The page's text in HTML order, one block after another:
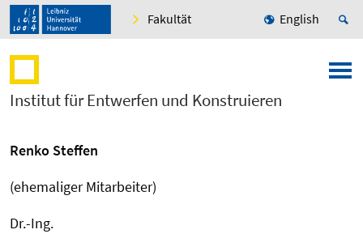
Fakultät English
Institut für Entwerfen und Konstruieren
Renko Steffen
(ehemaliger Mitarbeiter)
Dr.-Ing.